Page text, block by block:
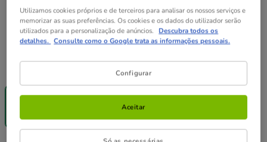
Capacidad:
-25% na 2ª
un.
17.99€
Utilizamos cookies próprios e de terceiros para analisar os nossos serviços e
memorizar as suas preferências. Os cookies e os dados do utilizador serão
utilizados para a personalização de anúncios. Descubra todos os
detalhes. Consulte como o Google trata as informações pessoais.
Configurar
Aceitar